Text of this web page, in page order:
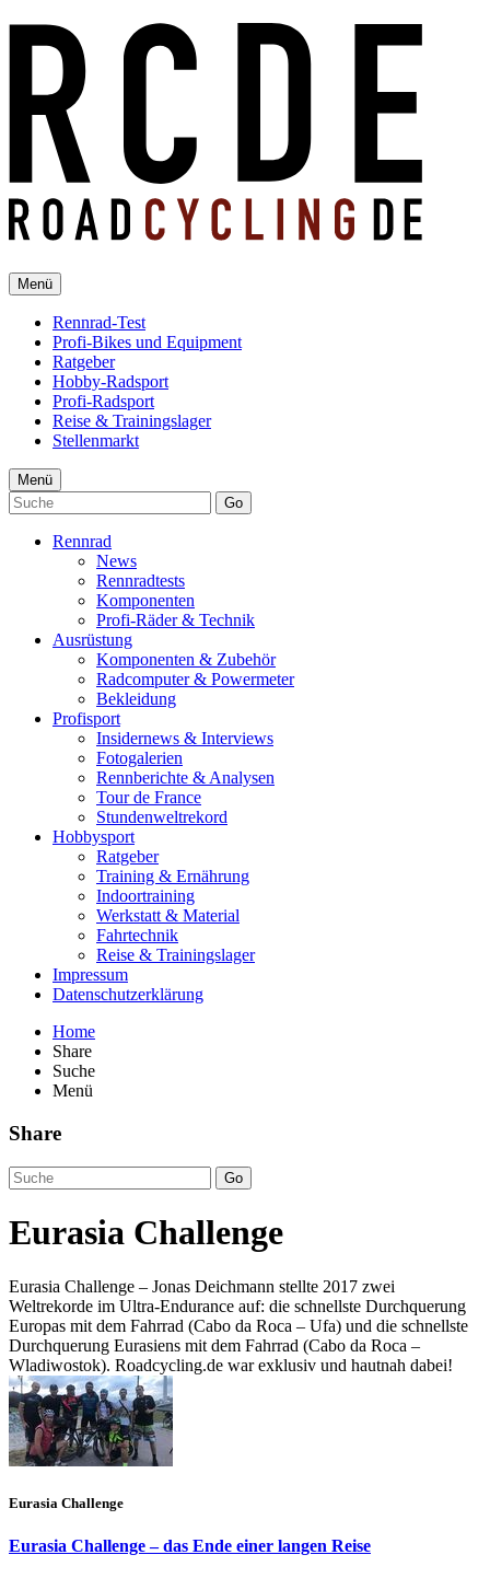
Menü
Rennrad-Test
Profi-Bikes und Equipment
Ratgeber
Hobby-Radsport
Profi-Radsport
Reise & Trainingslager
Stellenmarkt
Menü
Go
Rennrad
News
Rennradtests
Komponenten
Profi-Räder & Technik
Ausrüstung
Komponenten & Zubehör
Radcomputer & Powermeter
Bekleidung
Profisport
Insidernews & Interviews
Fotogalerien
Rennberichte & Analysen
Tour de France
Stundenweltrekord
Hobbysport
Ratgeber
Training & Ernährung
Indoortraining
Werkstatt & Material
Fahrtechnik
Reise & Trainingslager
Impressum
Datenschutzerklärung
Home
Share
Suche
Menü
Share
Go
Eurasia Challenge
Eurasia Challenge – Jonas Deichmann stellte 2017 zwei
Weltrekorde im Ultra-Endurance auf: die schnellste Durchquerung
Europas mit dem Fahrrad (Cabo da Roca – Ufa) und die schnellste
Durchquerung Eurasiens mit dem Fahrrad (Cabo da Roca –
Wladiwostok). Roadcycling.de war exklusiv und hautnah dabei!
Eurasia Challenge
Eurasia Challenge – das Ende einer langen Reise